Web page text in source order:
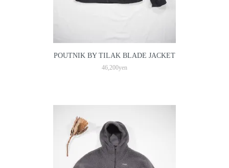
POUTNIK BY TILAK BLADE JACKET
46,200yen